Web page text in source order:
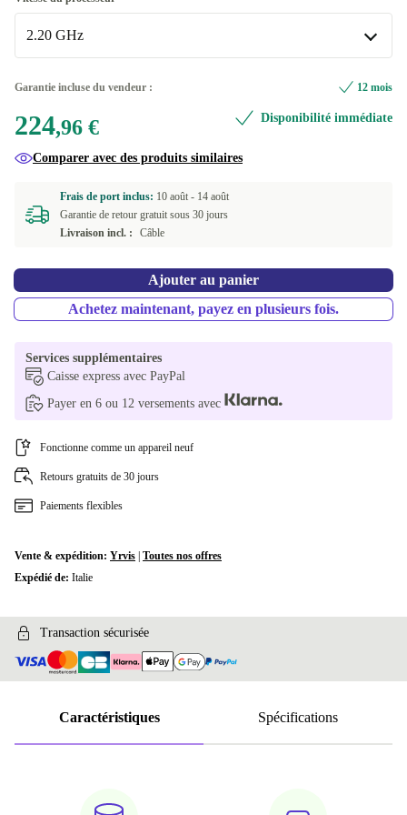
2.20 GHz
Garantie incluse du vendeur : 12 mois
224,96 € Disponibilité immédiate
Comparer avec des produits similaires
Frais de port inclus: 10 août - 14 août
Garantie de retour gratuit sous 30 jours
Livraison incl. :
Câble
Ajouter au panier
Achetez maintenant, payez en plusieurs fois.
Services supplémentaires
Caisse express avec PayPal
Payer en 6 ou 12 versements avec
Fonctionne comme un appareil neuf
Retours gratuits de 30 jours
Paiements flexibles
Vente & expédition: Yrvis Toutes nos offres
Expédié de: Italie
Transaction sécurisée
Caractéristiques Spécifications